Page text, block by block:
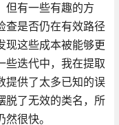
但有一些有趣的方
查是否仍在有效路径
现这些成本被能够更
些迭代中，我在提取
提供了太多已知的误
脱了无效的类名，所
很快。